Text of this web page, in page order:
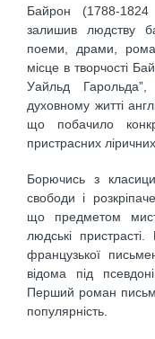
Байрон (1788-
залишив людству
поеми, драми,
місце в творчості
Уайльд
духовному житті
що побачило
пристрасних
Борючись з
свободи і
що предметом
людські
французької
відома під
Перший роман
популярність.